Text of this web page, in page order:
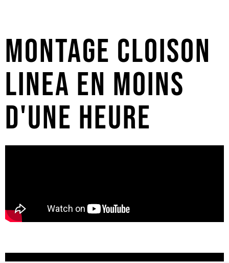
Montage Cloison
LINEA en moins
d'une heure